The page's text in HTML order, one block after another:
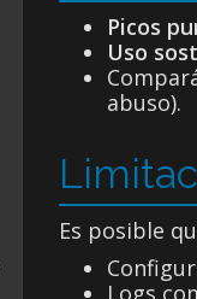
Picos
Uso
abuso).
Es posible
Logs